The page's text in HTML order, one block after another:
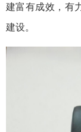
建富有成效，有
建设。